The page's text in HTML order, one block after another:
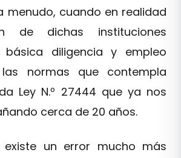
menudo, cuando en realidad
de dichas instituciones
básica diligencia y empleo
normas que contempla
Ley N.º 27444 que ya nos
cerca de 20 años.
existe un error mucho más